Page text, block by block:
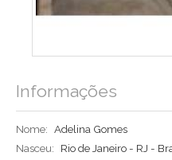
Informações
Nome: Adelina Gomes
Nasceu:
Rio de Janeiro - RJ -